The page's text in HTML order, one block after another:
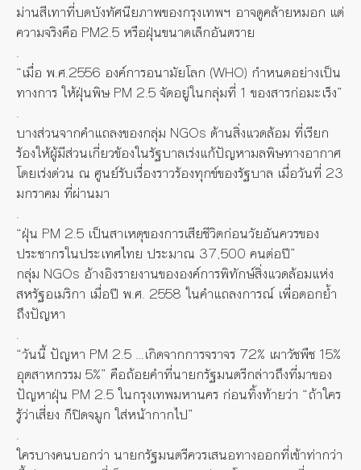
ม่านสีเทาที่บดบังทัศนียภาพของกรุงเทพฯ อาจดูคล้ายหมอก แต่
ความจริงคือ PM2.5 หรือฝุ่นขนาดเล็กอันตราย
.
“เมื่อ พ.ศ.2556 องค์การอนามัยโลก (WHO) กำหนดอย่างเป็น
ทางการ ให้ฝุ่นพิษ PM 2.5 จัดอยู่ในกลุ่มที่ 1 ของสารก่อมะเร็ง”
.
บางส่วนจากคำแถลงของกลุ่ม NGOs ด้านสิ่งแวดล้อม ที่เรียก
ร้องให้ผู้มีส่วนเกี่ยวข้องในรัฐบาลเร่งแก้ปัญหามลพิษทางอากาศ
โดยเร่งด่วน ณ ศูนย์รับเรื่องราวร้องทุกข์ของรัฐบาล เมื่อวันที่ 23
มกราคม ที่ผ่านมา
.
“ฝุ่น PM 2.5 เป็นสาเหตุของการเสียชีวิตก่อนวัยอันควรของ
ประชากรในประเทศไทย ประมาณ 37,500 คนต่อปี”
กลุ่ม NGOs อ้างอิงรายงานขององค์การพิทักษ์สิ่งแวดล้อมแห่ง
สหรัฐอเมริกา เมื่อปี พ.ศ. 2558 ในคำแถลงการณ์ เพื่อตอกย้ำ
ถึงปัญหา
.
“วันนี้ ปัญหา PM 2.5 …เกิดจากการจราจร 72% เผาวัชพืช 15%
อุตสาหกรรม 5%” คือถ้อยคำที่นายกรัฐมนตรีกล่าวถึงที่มาของ
ปัญหาฝุ่น PM 2.5 ในกรุงเทพมหานคร ก่อนทิ้งท้ายว่า “ถ้าใคร
รู้ว่าเสี่ยง ก็ปิดจมูก ใส่หน้ากากไป”
.
ใครบางคนบอกว่า นายกรัฐมนตรีควรเสนอทางออกที่เข้าท่ากว่า